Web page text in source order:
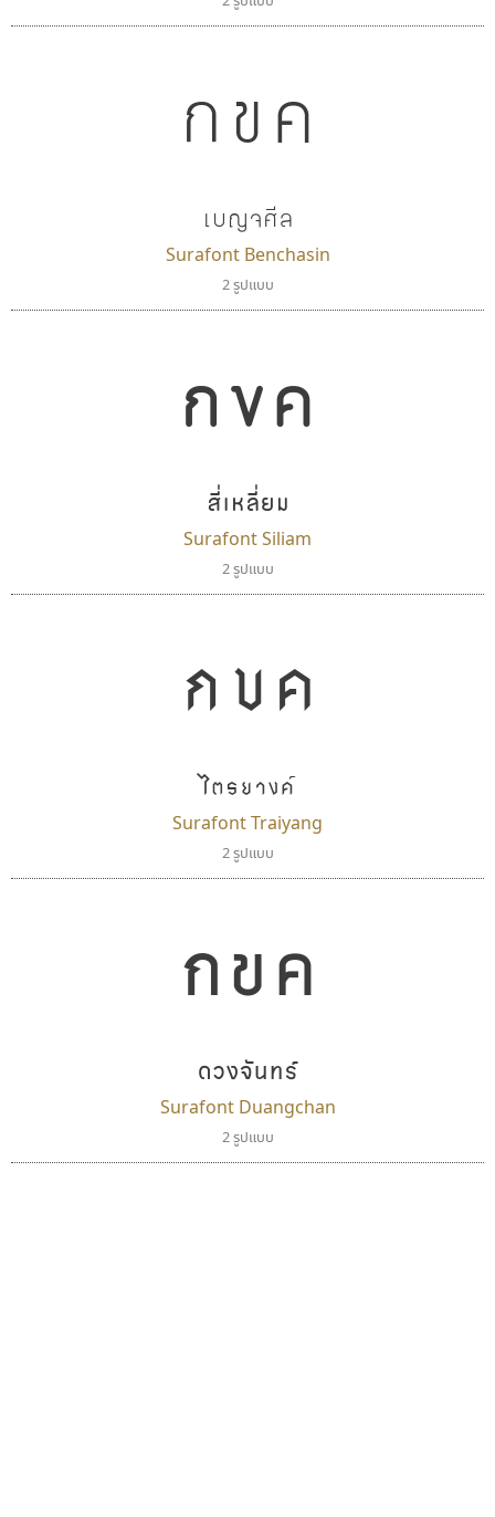
กขค
เบญจศีล
Surafont Benchasin
2 รูปแบบ
กขค
สี่เหลี่ยม
Surafont Siliam
2 รูปแบบ
กขค
ไตรยางค์
Surafont Traiyang
2 รูปแบบ
กขค
ดวงจันทร์
Surafont Duangchan
2 รูปแบบ